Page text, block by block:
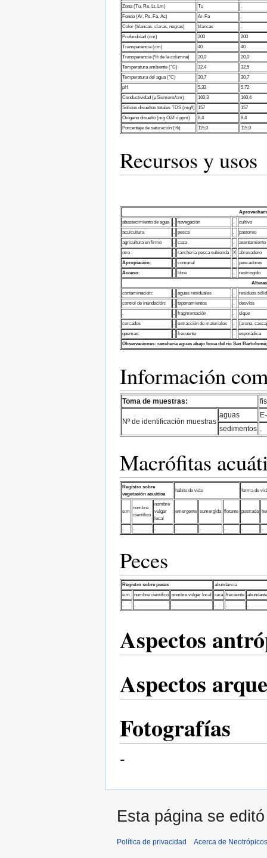
Zona (Tu, Re, Lt, Lm)
Tu
.
Fondo (Ar, Pe, Fa, Ac)
Ar-Fa
.
Color (blancas, claras, negras)
blancas
.
Profundidad (cm)
200
200
Transparencia (cm)
40
40
Transparencia (% de la columna)
20,0
20,0
Temperatura ambiente (°C)
32,4
32,5
Temperatura del agua (°C)
30,7
30,7
pH
5,33
5,72
Conductividad (µSiemens/cm)
160,3
160,4
Sólidos disueltos totales TDS (mg/l) 157
157
Oxígeno disuelto (mg O2/l ó ppm)
8,4
8,4
Porcentaje de saturación (%)
115,0 115,0
Recursos y usos
abastecimiento de agua
. navegación .
cultivo
acuicultura
. pesca .
pastoreo
agricultura en firme
. caza .
otro :
. ranchería pesca subienda X abrevadero
Apropiación: . comunal .
pescadores
Acceso: . libre .
restringido
contaminación:
. aguas residuales .
residuos
control de inundación:
. taponamientos .
desvíos
.
. fragmentación .
dique
cercados
. extracción de materiales .
(arena,
quemas:
. frecuente .
esporádica
Observaciones: ranchería aguas abajo boca del río San
Información
Toma de muestras:
Nº de identificación muestras
aguas
sedimentos
Macrófitas
Regístro sobre
vegetación acuática
hábito de vida forma de
e.m
nombre
científico
nombre
vulgar
local
emergente sumergida flotante postrada
Peces
Regístro sobre peces
abundancia
e.m. nombre científico nombre vulgar local rara frecuente abundante
.
. . . . .
Aspectos
Aspectos
Fotografías
-
Esta página se
Política de privacidad Acerca de Neotrópicos